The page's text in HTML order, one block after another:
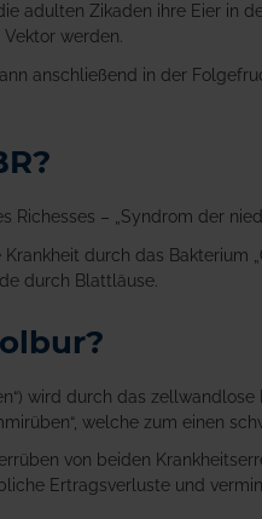
adulten Zikaden ihre Eier in
werden.
anschließend in der
Richesses – „Syndrom der
durch das Bakterium
durch Blattläuse.
wird durch das
welche zum einen
von beiden
Ertragsverluste und